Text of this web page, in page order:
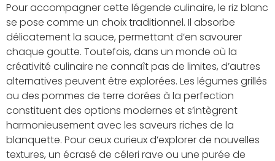
Pour accompagner cette légende culinaire, le riz blanc
se pose comme un choix traditionnel. Il absorbe
délicatement la sauce, permettant d’en savourer
chaque goutte. Toutefois, dans un monde où la
créativité culinaire ne connaît pas de limites, d’autres
alternatives peuvent être explorées. Les légumes grillés
ou des pommes de terre dorées à la perfection
constituent des options modernes et s’intègrent
harmonieusement avec les saveurs riches de la
blanquette. Pour ceux curieux d’explorer de nouvelles
textures, un écrasé de céleri rave ou une purée de